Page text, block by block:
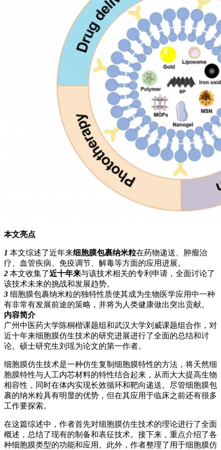
本文亮点
1 本文综述了近年来细胞膜包裹纳米粒在药物递送、肿瘤治
疗、血管疾病、免疫调节、解毒等方面的应用进展。
2 本文收集了近十年来与该技术相关的专利申请，全面讨论了
该技术未来的挑战和发展趋势。
3 细胞膜包裹纳米粒的独特性质使其成为生物医学应用中一种
有非常有发展前途的策略，并将为人类健康做出突出贡献。
内容简介
广州中医药大学陈桐楷课题组和武汉大学刘威课题组合作，对
近十年来细胞膜仿生技术的研究进展进行了全面的总结和讨
论。硕士研究生刘瑶为论文的第一作者。
细胞膜仿生技术是一种仿生复制细胞膜特性的方法，将天然细
胞膜特性与人工内芯材料的特性结合起来，从而大大提高生物
相容性，同时在体内实现长效循环和靶向递送。尽管细胞膜包
裹的纳米粒具有明显的优势，但在其应用于临床之前还有很多
工作要探索。
在这篇综述中，作者首先对细胞膜仿生技术的理论进行了全面
概述，总结了现有的制备和表征技术。接下来，重点介绍了各
种细胞膜类型的功能和应用。此外，作者整理了用于细胞膜仿